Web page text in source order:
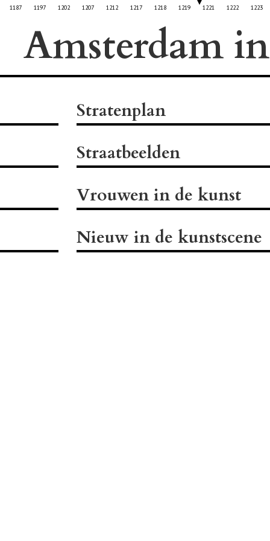
1187 1197 1202 1207 1212 1217 1218 1219 1221 1222 1223
Amsterdam in
Stratenplan
Straatbeelden
Vrouwen in de kunst
Nieuw in de kunstscene